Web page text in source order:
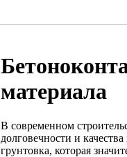
материала
В современном
долговечности и
грунтовка, которая